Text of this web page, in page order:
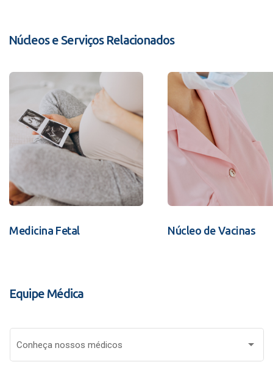
Núcleos e Serviços Relacionados
Medicina Fetal Núcleo de Vacinas
Equipe Médica
Conheça nossos médicos